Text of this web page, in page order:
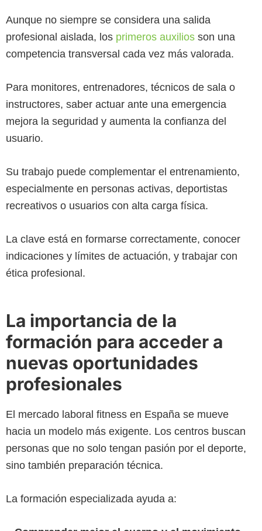
Aunque no siempre se considera una salida
profesional aislada, los primeros auxilios son una
competencia transversal cada vez más valorada.
Para monitores, entrenadores, técnicos de sala o
instructores, saber actuar ante una emergencia
mejora la seguridad y aumenta la confianza del
usuario.
Su trabajo puede complementar el entrenamiento,
especialmente en personas activas, deportistas
recreativos o usuarios con alta carga física.
La clave está en formarse correctamente, conocer
indicaciones y límites de actuación, y trabajar con
ética profesional.
La importancia de la
formación para acceder a
nuevas oportunidades
profesionales
El mercado laboral fitness en España se mueve
hacia un modelo más exigente. Los centros buscan
personas que no solo tengan pasión por el deporte,
sino también preparación técnica.
La formación especializada ayuda a: